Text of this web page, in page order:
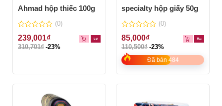
Ahmad hộp thiếc 100g
0
out
of
(0)
239,001₫
310,701₫ -23%
specialty hộp giấy 50g
0
out
of
5
(0)
85,000₫
110,500₫ -23%
Đã bán 484